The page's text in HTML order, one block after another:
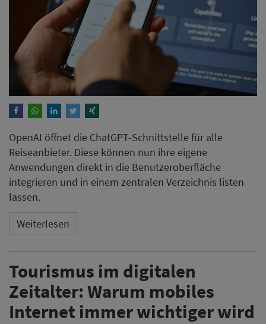
OpenAI öffnet die ChatGPT-Schnittstelle für alle
Reiseanbieter. Diese können nun ihre eigene
Anwendungen direkt in die Benutzeroberfläche
integrieren und in einem zentralen Verzeichnis listen
lassen.
Weiterlesen
Tourismus im digitalen
Zeitalter: Warum mobiles
Internet immer wichtiger wird